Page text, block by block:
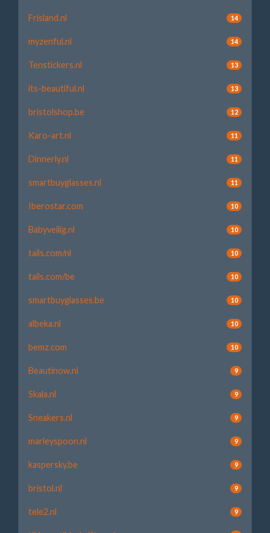
Frisland.nl 14
myzenful.nl 14
Tenstickers.nl 13
its-beautiful.nl 13
bristolshop.be 12
Karo-art.nl 11
Dinnerly.nl 11
smartbuyglasses.nl 11
Iberostar.com 10
Babyveilig.nl 10
tails.com/nl 10
tails.com/be 10
smartbuyglasses.be 10
albeka.nl 10
bemz.com 10
Beautinow.nl 9
Skala.nl 9
Sneakers.nl 9
marleyspoon.nl 9
kaspersky.be 9
bristol.nl 9
tele2.nl 9